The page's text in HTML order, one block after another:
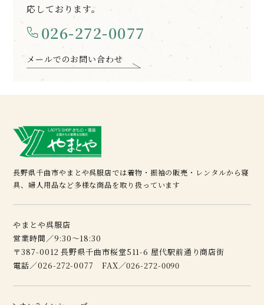
応しております。
026-272-0077
メールでのお問い合わせ
長野県千曲市やまとや呉服店では着物・振袖の販売・レンタルから寝
具、婦人用品など多様な商品を取り扱っています
やまとや呉服店
営業時間／9:30～18:30
〒387-0012 長野県千曲市桜堂511-6 屋代駅前通り商店街
電話／026-272-0077 FAX／026-272-0090